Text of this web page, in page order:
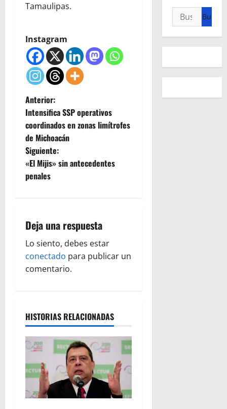
Tamaulipas.
Instagram
N
a
v
e
c
i
ó
d
e
e
n
t
Anterior:
Intensifica SSP operativos
coordinados en zonas limítrofes
de Michoacán
Siguiente:
«El Mijis» sin antecedentes
penales
Deja una respuesta
Lo siento, debes estar
conectado para publicar un
comentario.
HISTORIAS RELACIONADAS
Buscar: